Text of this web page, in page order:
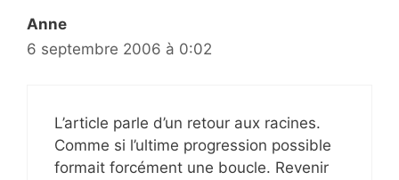
Anne
6 septembre 2006 à 0:02
L’article parle d’un retour aux racines.
Comme si l’ultime progression possible
formait forcément une boucle. Revenir